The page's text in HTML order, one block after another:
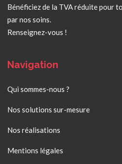
Bénéficiez de la TVA réduite pour
par nos soins.
Renseignez-vous !
Navigation
Qui sommes-nous ?
Nos solutions sur-mesure
Nos réalisations
Mentions légales